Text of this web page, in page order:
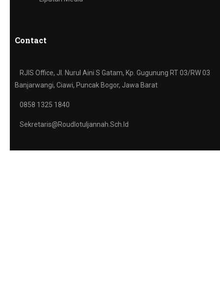
Contact
RJIS Office, Jl. Nurul Aini S Gatam, Kp. Gugunung RT 03/RW 03
Banjarwangi, Ciawi, Puncak Bogor, Jawa Barat
0858 1325 1840
Sekretaris@roudlotuljannah.sch.id